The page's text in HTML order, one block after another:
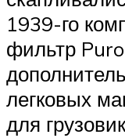
1939-го
фильтр
легковых
для